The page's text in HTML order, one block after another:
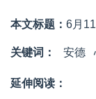
本文标题： 6月
关键词： 安德
延伸阅读：